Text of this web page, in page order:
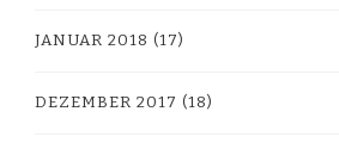
JANUAR 2018 (17)
DEZEMBER 2017 (18)